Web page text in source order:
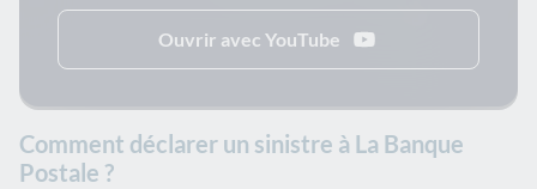
Ouvrir avec YouTube
Comment déclarer un sinistre à La Banque
Postale ?